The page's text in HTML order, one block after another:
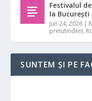
Festivalul
la București
Jun 24, 2026 |
pretutindeni,
SUNTEM ȘI PE